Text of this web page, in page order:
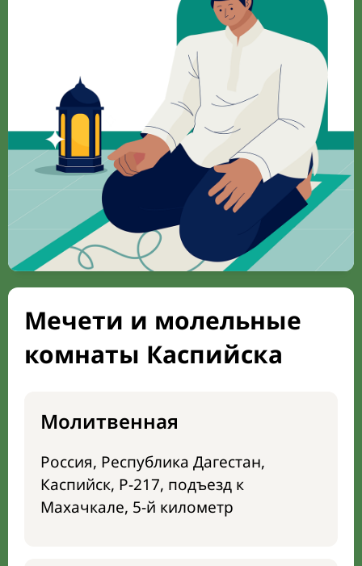
Мечети и молельные
комнаты Каспийска
Молитвенная
Россия, Республика Дагестан,
Каспийск, Р-217, подъезд к
Махачкале, 5-й километр